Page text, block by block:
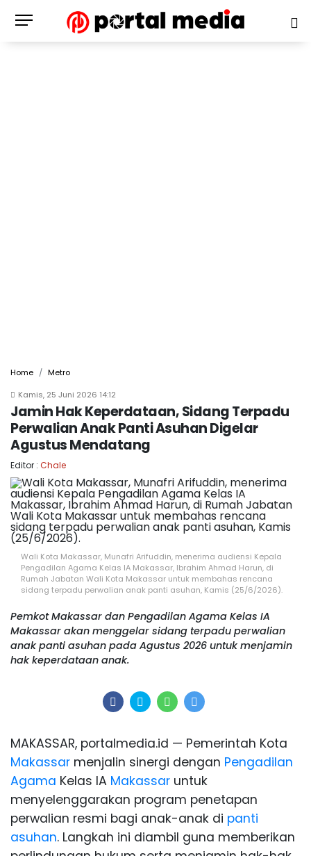
Home
Metro
Kamis, 25 Juni 2026 14:12
Jamin Hak Keperdataan, Sidang Terpadu
Perwalian Anak Panti Asuhan Digelar
Agustus Mendatang
Editor : Chale
Wali Kota Makassar, Munafri Arifuddin, menerima audiensi Kepala
Pengadilan Agama Kelas IA Makassar, Ibrahim Ahmad Harun, di
Rumah Jabatan Wali Kota Makassar untuk membahas rencana
sidang terpadu perwalian anak panti asuhan, Kamis (25/6/2026).
Pemkot Makassar dan Pengadilan Agama Kelas IA
Makassar akan menggelar sidang terpadu perwalian
anak panti asuhan pada Agustus 2026 untuk menjamin
hak keperdataan anak.
MAKASSAR, portalmedia.id — Pemerintah Kota
Makassar menjalin sinergi dengan Pengadilan
Agama Kelas IA Makassar untuk
menyelenggarakan program penetapan
perwalian resmi bagi anak-anak di panti
asuhan. Langkah ini diambil guna memberikan